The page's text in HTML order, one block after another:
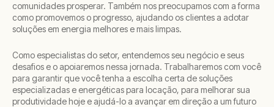
comunidades prosperar. Também nos preocupamos com a forma
como promovemos o progresso, ajudando os clientes a adotar
soluções em energia melhores e mais limpas.
Como especialistas do setor, entendemos seu negócio e seus
desafios e o apoiaremos nessa jornada. Trabalharemos com você
para garantir que você tenha a escolha certa de soluções
especializadas e energéticas para locação, para melhorar sua
produtividade hoje e ajudá-lo a avançar em direção a um futuro